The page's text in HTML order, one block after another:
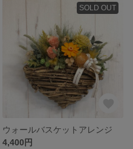
SOLD OUT
ウォールバスケットアレンジ
4,400円